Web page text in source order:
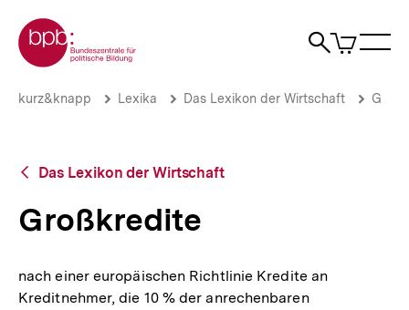
zum
Seiteninhalt
springen
Zur Startseite der bpb
Suche
Artikel
im
Großkredite
Brotkrümelnavigation
Pfadnavigation
kurz&knapp Lexika Das Lexikon der Wirtschaft G
Zurück
Übersicht
Das Lexikon der Wirtschaft
Großkredite
nach einer europäischen Richtlinie Kredite an
Kreditnehmer, die 10 % der anrechenbaren